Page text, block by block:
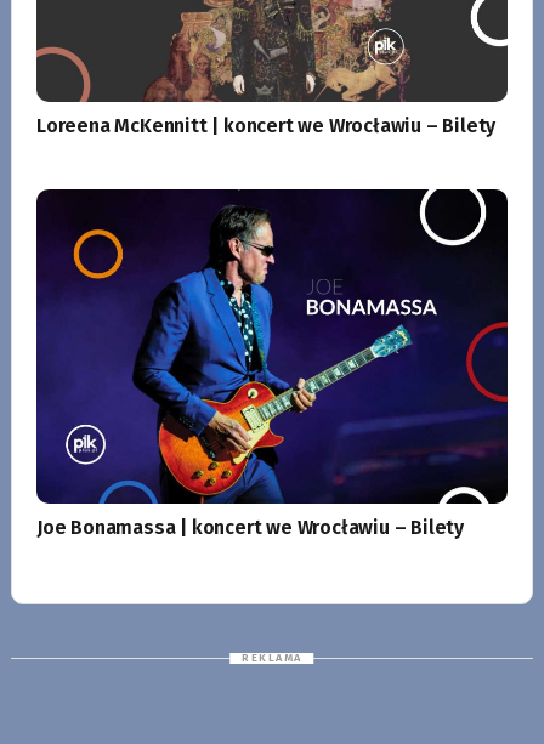
Loreena McKennitt | koncert we Wrocławiu – Bilety
Joe Bonamassa | koncert we Wrocławiu – Bilety